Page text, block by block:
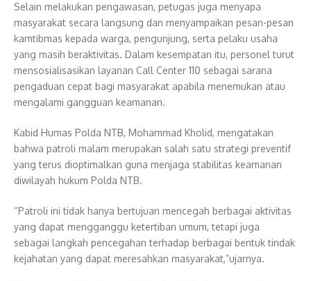
Selain melakukan pengawasan, petugas juga menyapa
masyarakat secara langsung dan menyampaikan pesan-pesan
kamtibmas kepada warga, pengunjung, serta pelaku usaha
yang masih beraktivitas. Dalam kesempatan itu, personel turut
mensosialisasikan layanan Call Center 110 sebagai sarana
pengaduan cepat bagi masyarakat apabila menemukan atau
mengalami gangguan keamanan.
Kabid Humas Polda NTB, Mohammad Kholid, mengatakan
bahwa patroli malam merupakan salah satu strategi preventif
yang terus dioptimalkan guna menjaga stabilitas keamanan
diwilayah hukum Polda NTB.
“Patroli ini tidak hanya bertujuan mencegah berbagai aktivitas
yang dapat mengganggu ketertiban umum, tetapi juga
sebagai langkah pencegahan terhadap berbagai bentuk tindak
kejahatan yang dapat meresahkan masyarakat,”ujarnya.